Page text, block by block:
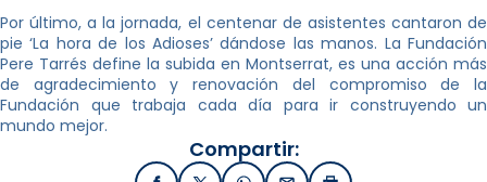
Por último, a la jornada, el centenar de asistentes cantaron de
pie ‘La hora de los Adioses’ dándose las manos. La Fundación
Pere Tarrés define la subida en Montserrat, es una acción más
de agradecimiento y renovación del compromiso de la
Fundación que trabaja cada día para ir construyendo un
mundo mejor.
Compartir: